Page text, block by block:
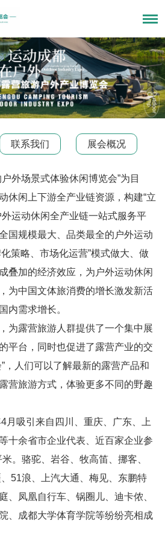
联系我们 展会概况
外场景式体验休闲博览会”为目
休闲上下游全产业链资源，构建“立
运动休闲全产业链一站式服务平
国规模最大、品类最全的户外运动
策略、市场化运营”模式做大、做
叠加的经济效应，为户外运动休闲
为中国文体旅消费的增长激发新活
内需求增长。
为露营旅游人群提供了一个集中展
平台，同时也促进了露营产业的交
，人们可以了解最新的露营产品和
营旅游方式，体验更多不同的野趣
4月吸引来自四川、重庆、广东、上
十余省市企业代表、近百家企业参
。骆驼、岩谷、牧高笛、挪客、
51浪、上汽大通、梅见、东鹏特
、凤凰自行车、锅圈儿、迪卡侬、
、成都大学体育学院等纷纷亮相成